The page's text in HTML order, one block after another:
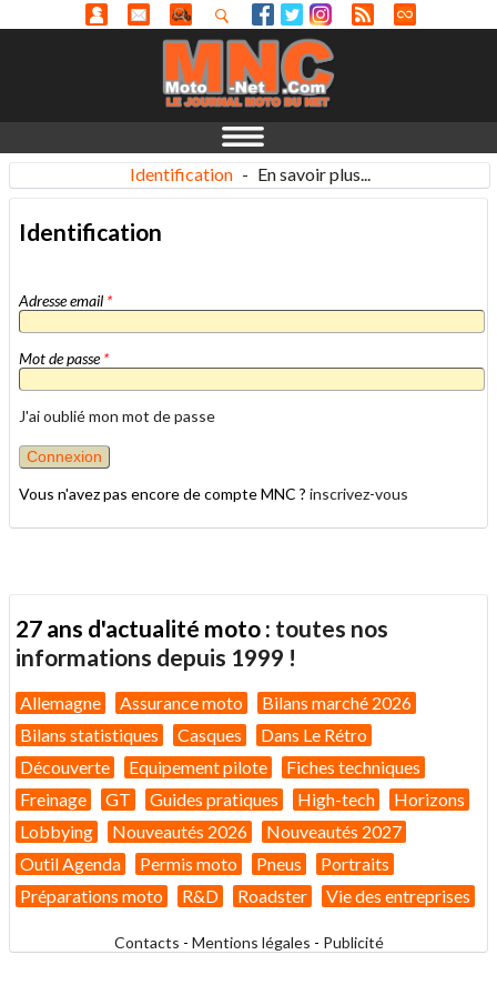
Identification - En savoir plus...
Identification
Adresse email *
Mot de passe*
J'ai oublié mon mot de passe
Vous n'avez pas encore de compte MNC ? inscrivez-vous
27 ans d'actualité moto : toutes nos
informations depuis 1999 !
Allemagne Assurance moto
Bilans marché 2026
Bilans statistiques
Casques
Dans Le Rétro
Découverte
Equipement pilote
Fiches techniques
Freinage
GT Guides pratiques High-tech
Horizons
Lobbying
Nouveautés 2026
Nouveautés 2027
Outil Agenda
Permis moto Pneus
Portraits
Préparations moto
R&D Roadster Vie des entreprises
Contacts - Mentions légales - Publicité